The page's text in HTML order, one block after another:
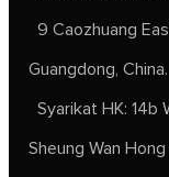
9 Caozhuang
Guangdong, China.
Syarikat HK: 14b
Sheung Wan Hong